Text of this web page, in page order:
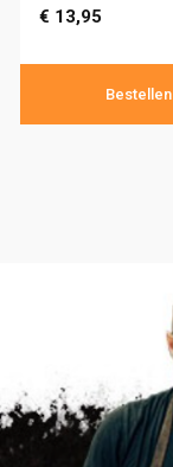
€ 13,95
Bestellen